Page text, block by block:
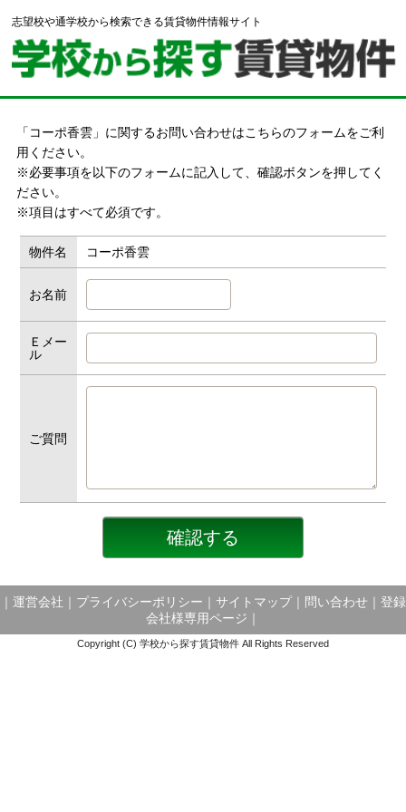
志望校や通学校から検索できる賃貸物件情報サイト
「コーポ香雲」に関するお問い合わせはこちらのフォームをご利
用ください。
※必要事項を以下のフォームに記入して、確認ボタンを押してく
ださい。
※項目はすべて必須です。
物件名 コーポ香雲
お名前
Ｅメー
ル
ご質問
運営会社 プライバシーポリシー サイトマップ｜ 問い合わせ
登録
会社様専用ページ
Copyright (C) 学校から探す賃貸物件 All Rights Reserved